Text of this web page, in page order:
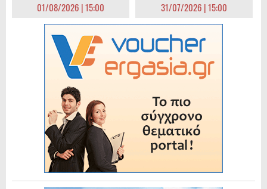
01/08/2026 | 15:00 31/07/2026 | 15:00